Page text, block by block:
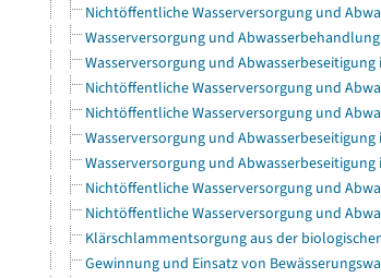
Nichtöffentliche Wasserversorgung und
Wasserversorgung und
Wasserversorgung und
Nichtöffentliche Wasserversorgung und
Nichtöffentliche Wasserversorgung und
Wasserversorgung und
Wasserversorgung und
Nichtöffentliche Wasserversorgung und
Nichtöffentliche Wasserversorgung und
Klärschlammentsorgung aus der
Gewinnung und Einsatz von